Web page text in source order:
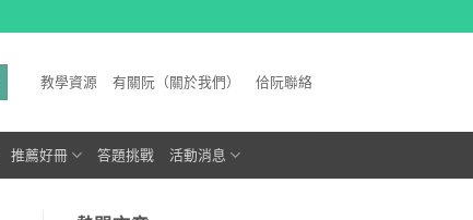
教學資源 有關阮（關於我們） 佮阮聯絡
推薦好冊 答題挑戰 活動消息